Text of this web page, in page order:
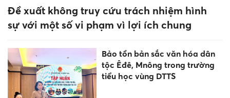
tuyển sinh các trường nội trú
biên giới Đắk Lắk